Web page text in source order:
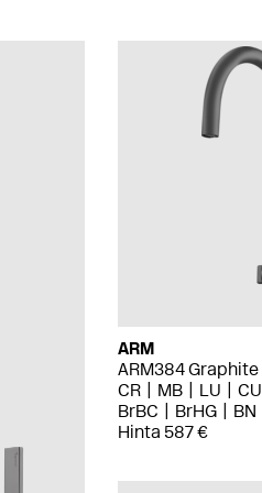
ARM
ARM384 Graphite
CR
MB LU CU
BrBC
BrHG BN
Hinta 587 €